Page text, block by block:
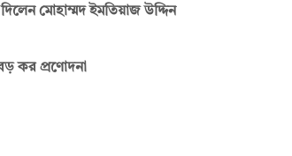
মোহাম্মদ ইমতিয়াজ উদ্দিন
কর প্রণোদনা